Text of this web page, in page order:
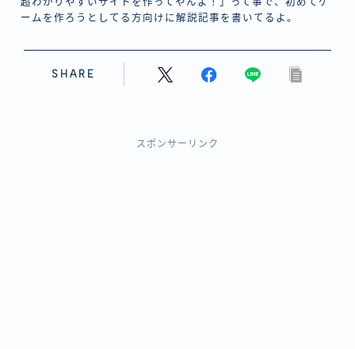
超わかりやすいサイトを作ってやんよ！」って事で、初めてゲ
ームを作ろうとしてる方向けに解説記事を書いてるよ。
SHARE
スポンサーリンク